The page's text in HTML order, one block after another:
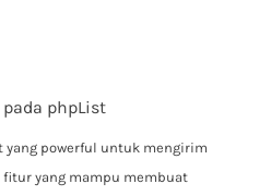
phpList
yang powerful untuk mengirim
yang mampu membuat